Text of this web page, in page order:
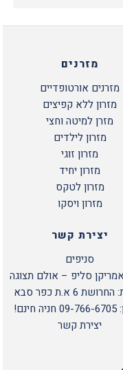
מזרנים
מזרנים אורטופדיים
מזרון ללא קפיצים
מזרן למיטה וחצי
מזרון לילדים
מזרון זוגי
מזרון יחיד
מזרון לטקס
מזרון ויסקו
יצירת קשר
סניפים
סליפ – אולם תצוגה
6 א.ת כפר סבא
יצירת קשר